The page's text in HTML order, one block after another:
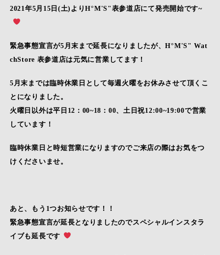
2021年5月15日(土)よりH°M'S"表参道店にて発売開始です~
緊急事態宣言が5月末まで延長になりましたが、H°M'S" Wat
chStore 表参道店は元気に営業してます！
5月末までは臨時休業日として毎週火曜をお休みさせて頂くこ
とになりました。
火曜日以外は平日12：00~18：00、土日祝12:00~19:00で営業
しています！
臨時休業日と時短営業になりますのでご来店の際はお気をつ
けくださいませ。
あと、もう1つお知らせです！！
緊急事態宣言が延長となりましたのでスペシャルインスタラ
イブも延長です